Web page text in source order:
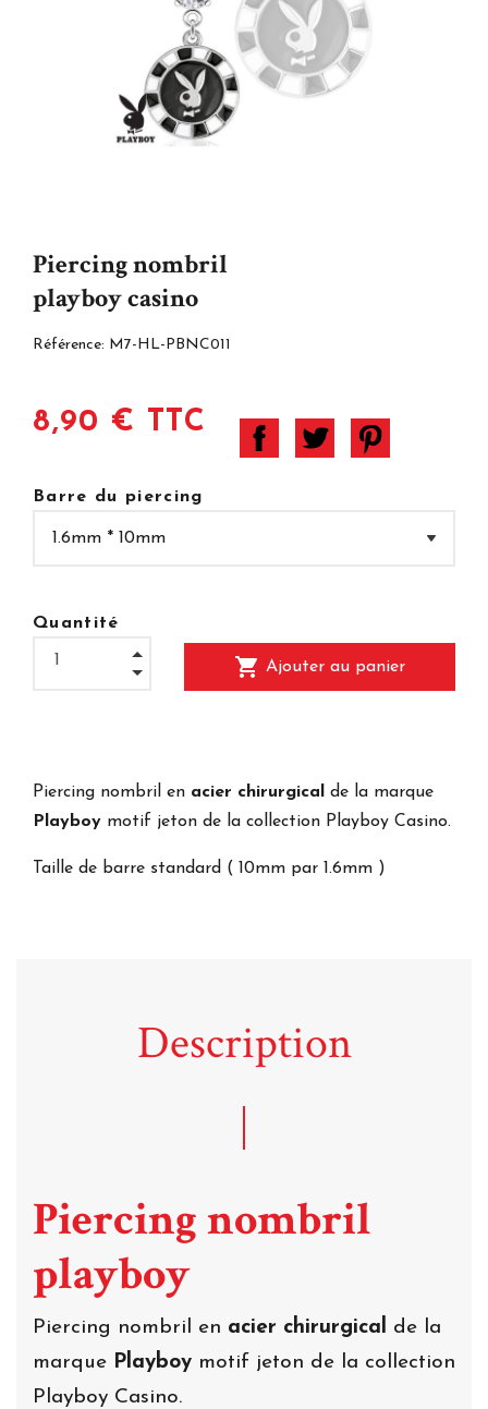
Piercing nombril
playboy casino
Référence: M7-HL-PBNC011
8,90 € TTC
Barre du piercing
Quantité
shopping_cart Ajouter au panier
Piercing nombril en acier chirurgical
de la marque
Playboy motif jeton de la collection Playboy Casino.
Taille de barre standard ( 10mm par 1.6mm )
Description
Piercing nombril
playboy
Piercing nombril en acier chirurgical
de la
marque Playboy motif jeton de la collection
Playboy Casino.